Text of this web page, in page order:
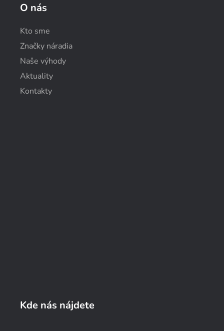
O nás
Kto sme
Značky náradia
Naše výhody
Aktuality
Kontakty
Kde nás nájdete